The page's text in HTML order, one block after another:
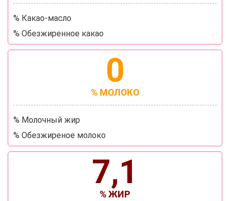
% Какао-масло
% Обезжиренное какао
0
% МОЛОКО
% Молочный жир
% Обезжиреное молоко
7,1
% ЖИР